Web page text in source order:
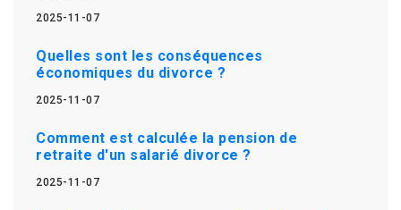
2025-11-07
Quelles sont les conséquences
économiques du divorce ?
2025-11-07
Comment est calculée la pension de
retraite d'un salarié divorce ?
2025-11-07